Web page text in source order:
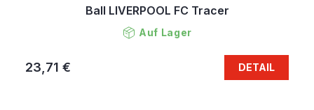
Ball LIVERPOOL FC Tracer
Auf Lager
23,71 € DETAIL